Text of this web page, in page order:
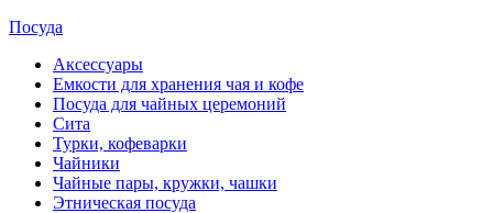
Посуда
Аксессуары
Емкости для хранения чая и кофе
Посуда для чайных церемоний
Сита
Турки, кофеварки
Чайники
Чайные пары, кружки, чашки
Этническая посуда